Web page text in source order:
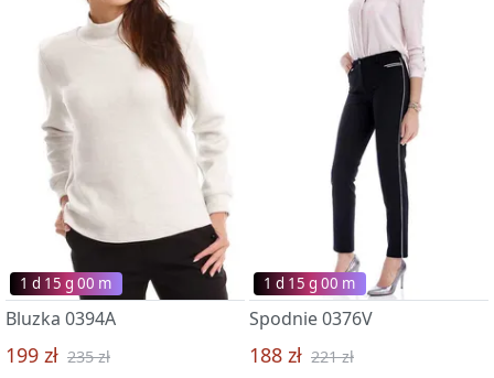
1 d 15 g 00 m
Bluzka 0394A
199 zł 235 zł
1 d 15 g 00 m
Spodnie 0376V
188 zł 221 zł